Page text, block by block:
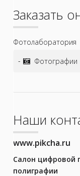
Заказать
Фотолаборатория
Фотографии
Наши
www.pikcha.ru
Салон цифровой
полиграфии